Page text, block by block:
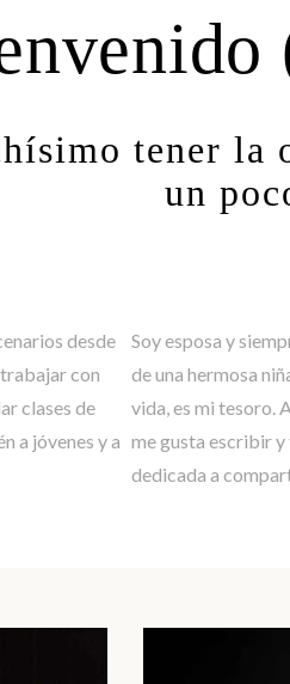
La
tener la
un
desde
con
clases de
a jóvenes y a
Soy esposa y
de una hermosa
vida, es mi tesoro.
me gusta escribir y
dedicada a